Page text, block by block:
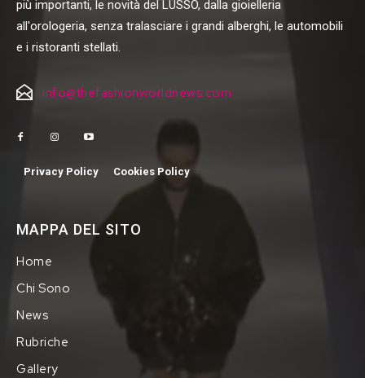
più importanti, le novità del LUSSO, dalla gioielleria
all'orologeria, senza tralasciare i grandi alberghi, le automobili
e i ristoranti stellati.
info@thefashionworldnews.com
Privacy Policy Cookies Policy
MAPPA DEL SITO
Home
Chi Sono
News
Rubriche
Gallery